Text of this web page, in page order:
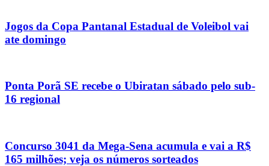
Jogos da Copa Pantanal Estadual de Voleibol vai
ate domingo
Ponta Porã SE recebe o Ubiratan sábado pelo sub-
16 regional
Concurso 3041 da Mega-Sena acumula e vai a R$
165 milhões; veja os números sorteados